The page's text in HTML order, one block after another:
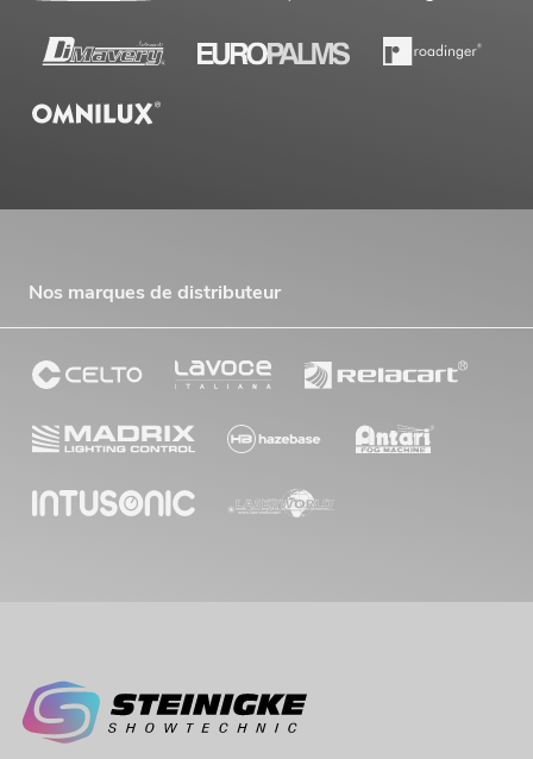
Nos marques de distributeur